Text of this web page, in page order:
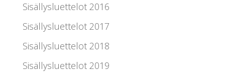
Sisällysluettelot 2016
Sisällysluettelot 2017
Sisällysluettelot 2018
Sisällysluettelot 2019